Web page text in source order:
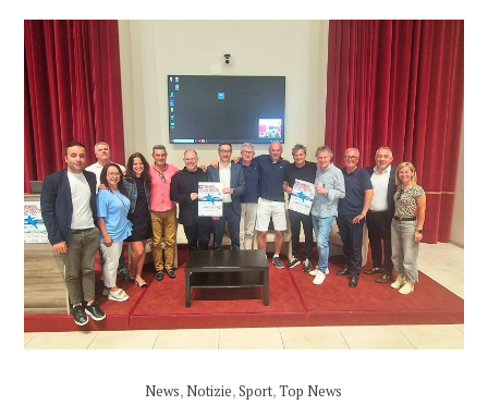
News,Notizie,Sport,Top News